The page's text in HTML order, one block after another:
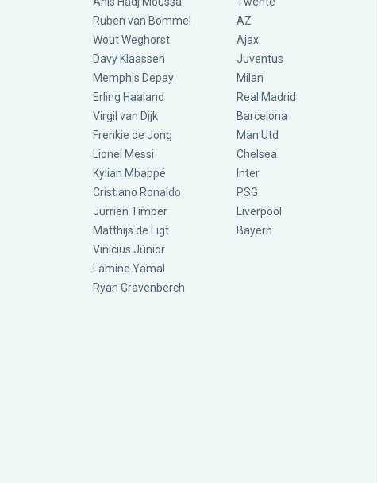
Ruben van Bommel
Wout Weghorst
Davy Klaassen
Memphis Depay
Erling Haaland
Virgil van Dijk
Frenkie de Jong
Lionel Messi
Kylian Mbappé
Cristiano Ronaldo
Jurriën Timber
Matthijs de Ligt
Vinícius Júnior
Lamine Yamal
Ryan Gravenberch
AZ
Ajax
Juventus
Milan
Real Madrid
Barcelona
Man Utd
Chelsea
Inter
PSG
Liverpool
Bayern